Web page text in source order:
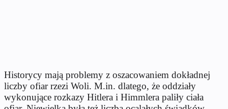
Historycy mają problemy z oszacowaniem dokładnej
liczby ofiar rzezi Woli. M.in. dlatego, że oddziały
wykonujące rozkazy Hitlera i Himmlera paliły ciała